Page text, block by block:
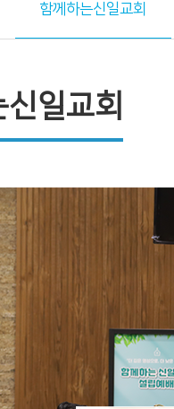
함께하는신일교회
일교회